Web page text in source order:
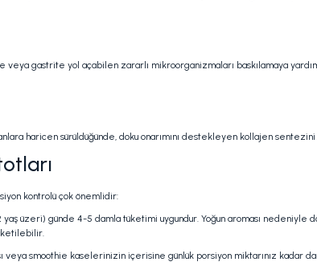
gastrite yol açabilen zararlı mikroorganizmaları baskılamaya
haricen sürüldüğünde, doku onarımını destekleyen kollajen
kontrolü çok önemlidir:
üzeri) günde 4-5 damla tüketimi uygundur. Yoğun aroması nedeniyle
veya smoothie kaselerinizin içerisine günlük porsiyon miktarınız kadar